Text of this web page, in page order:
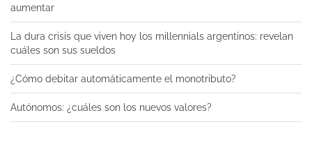
aumentar
La dura crisis que viven hoy los millennials argentinos: revelan
cuáles son sus sueldos
¿Cómo debitar automáticamente el monotributo?
Autónomos: ¿cuáles son los nuevos valores?